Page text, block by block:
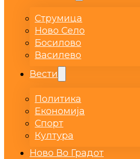
Струмица
Ново Село
Босилово
Василево
Вести
Политика
Економија
Спорт
Култура
Ново Во Градот